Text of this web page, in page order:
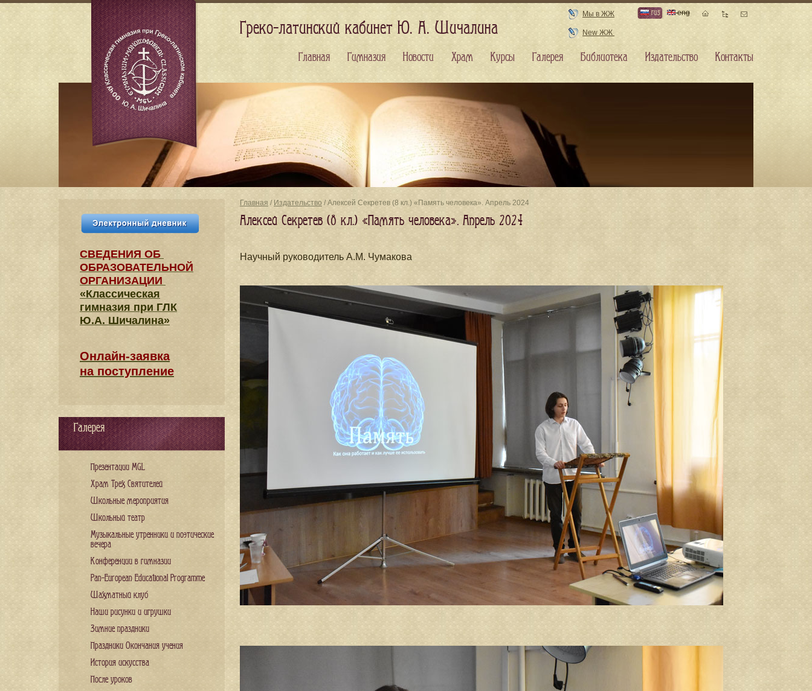
Главная / Издательство / Алексей Секретев (8 кл.) «Память человека». Апрель 2024
Алексей Секретев (8 кл.) «Память человека». Апрель 2024
Научный руководитель А.М. Чумакова
СВЕДЕНИЯ​ ОБ
ОБРАЗОВАТЕЛЬНОЙ
ОРГАНИЗАЦИИ
«Классическая
гимназия при ГЛК
Ю.А. Шичалина»
Онлайн-заявка
на поступление
Галерея
Презентации MGL
Храм Трех Святителей
Школьные мероприятия
Школьный театр
Музыкальные утренники и поэтические
вечера
Конференции в гимназии
Pan-European Educational Programme
Шахматный клуб
Наши рисунки и игрушки
Зимние праздники
Праздники Окончания учения
История искусства
После уроков
Греко-латинский кабинет Ю. А. Шичалина
Мы в ЖЖ
New ЖЖ
rus eng
Главная Гимназия Новости Храм Курсы Галерея Библиотека Издательство Контакты